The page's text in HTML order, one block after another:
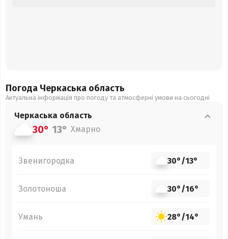
Погода Черкаська область
Актуальна інформація про погоду та атмосферні умови на сьогодні
Черкаська область
30° 13° Хмарно
Звенигородка 30°/13°
Золотоноша 30°/16°
Умань 28°/14°